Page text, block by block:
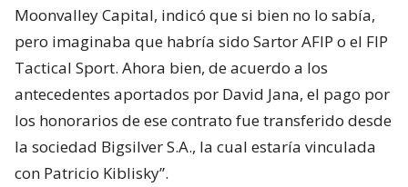
Moonvalley Capital, indicó que si bien no lo sabía,
pero imaginaba que habría sido Sartor AFIP o el FIP
Tactical Sport. Ahora bien, de acuerdo a los
antecedentes aportados por David Jana, el pago por
los honorarios de ese contrato fue transferido desde
la sociedad Bigsilver S.A., la cual estaría vinculada
con Patricio Kiblisky”.